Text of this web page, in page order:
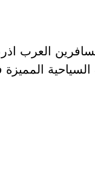
العرب
السياحية